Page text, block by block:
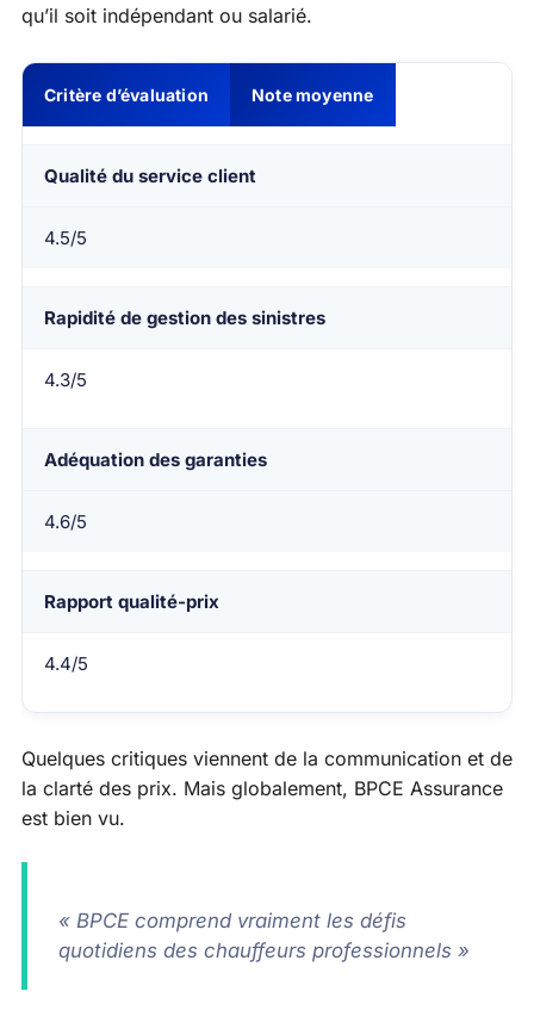
qu’il soit indépendant ou salarié.
Critère d’évaluation Note moyenne
Qualité du service client
4.5/5
Rapidité de gestion des sinistres
4.3/5
Adéquation des garanties
4.6/5
Rapport qualité-prix
4.4/5
Quelques critiques viennent de la communication et de
la clarté des prix. Mais globalement, BPCE Assurance
est bien vu.
« BPCE comprend vraiment les défis
quotidiens des chauffeurs professionnels »